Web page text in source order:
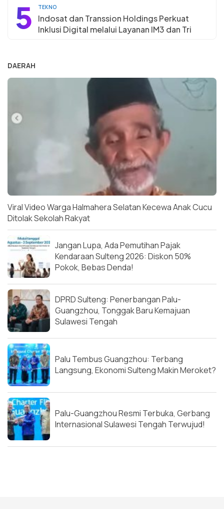
5 TEKNO
Indosat dan Transsion Holdings Perkuat
Inklusi Digital melalui Layanan IM3 dan Tri
DAERAH
Viral Video Warga Halmahera Selatan Kecewa Anak Cucu
Ditolak Sekolah Rakyat
Jangan Lupa, Ada Pemutihan Pajak
Kendaraan Sulteng 2026: Diskon 50%
Pokok, Bebas Denda!
DPRD Sulteng: Penerbangan Palu-
Guangzhou, Tonggak Baru Kemajuan
Sulawesi Tengah
Palu Tembus Guangzhou: Terbang
Langsung, Ekonomi Sulteng Makin Meroket?
Palu-Guangzhou Resmi Terbuka, Gerbang
Internasional Sulawesi Tengah Terwujud!